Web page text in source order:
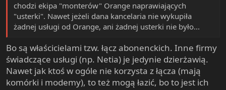
chodzi ekipa "monterów" Orange naprawiających
"usterki". Nawet jeżeli dana kancelaria nie wykupiła
żadnej usługi od Orange, ani żadnej usterki nie było...
Bo są właścicielami tzw. łącz abonenckich. Inne firmy
świadczące usługi (np. Netia) je jedynie dzierżawią.
Nawet jak ktoś w ogóle nie korzysta z łącza (mają
komórki i modemy), to też mogą łazić, bo to jest ich